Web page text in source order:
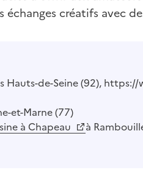
créatifs avec
Hauts-de-Seine (92),
et-Marne (77)
à Chapeau
à